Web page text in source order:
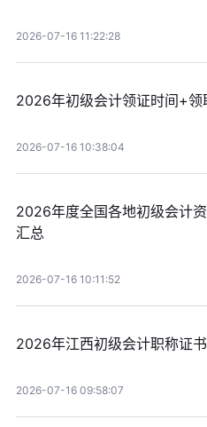
2026-07-16 11:22:28
2026年初级会计领证时间+
2026-07-16 10:38:04
2026年度全国各地初级会计
汇总
2026-07-16 10:11:52
2026年江西初级会计职称证
2026-07-16 09:58:07